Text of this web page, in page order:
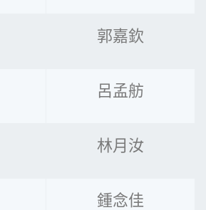
郭嘉欽
呂孟舫
林月汝
鍾念佳